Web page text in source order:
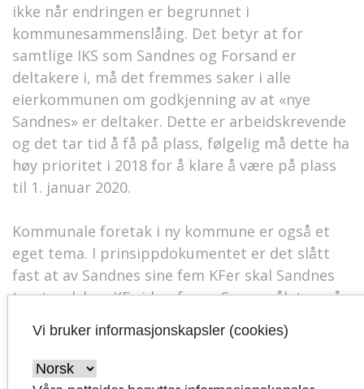
ikke når endringen er begrunnet i
kommunesammenslåing. Det betyr at for
samtlige IKS som Sandnes og Forsand er
deltakere i, må det fremmes saker i alle
eierkommunen om godkjenning av at «nye
Sandnes» er deltaker. Dette er arbeidskrevende
og det tar tid å få på plass, følgelig må dette ha
høy prioritet i 2018 for å klare å være på plass
til 1. januar 2020.
Kommunale foretak i ny kommune er også et
eget tema. I prinsippdokumentet er det slått
fast at av Sandnes sine fem KFer skal Sandnes
tomteselskap KF videreføres. Spørsmålet om å
fellesnemda - hvordan skal tjenestene
organiseres i ny kommune? Sandnes har
eierstrategier for KFene, på samme måte som
Vi bruker informasjonskapsler (cookies)